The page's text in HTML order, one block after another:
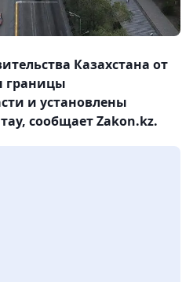
Казахстана от
границы
и установлены
сообщает Zakon.kz.